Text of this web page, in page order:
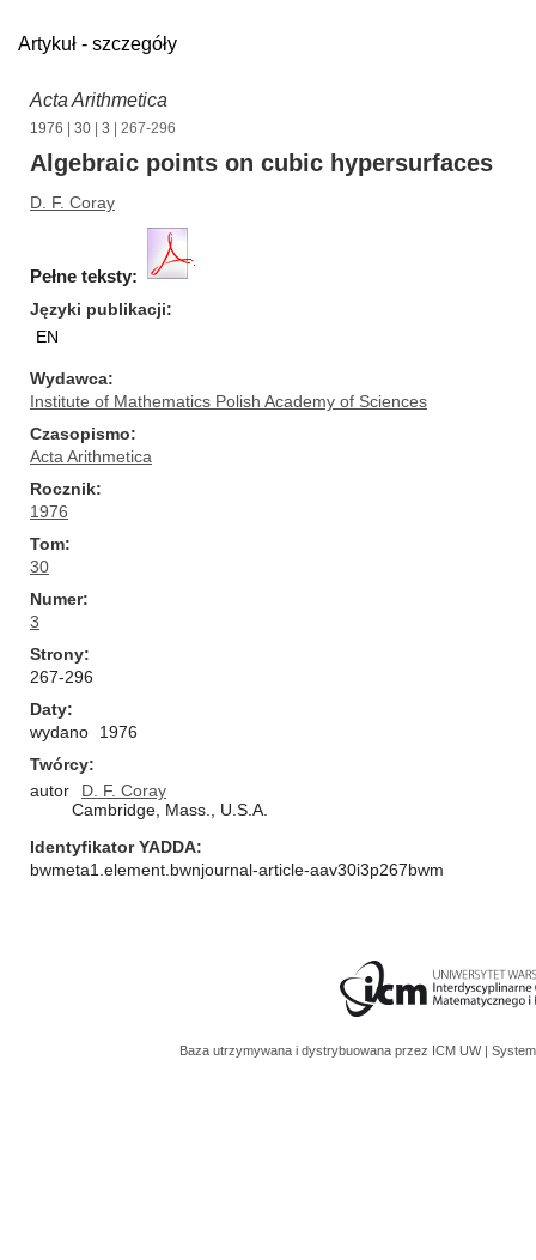
Artykuł - szczegóły
Acta Arithmetica
1976 30 3 | 267-296
Algebraic points on cubic hypersurfaces
D. F. Coray
Pełne teksty:
Języki publikacji
EN
Wydawca
Institute of Mathematics Polish Academy of Sciences
Czasopismo
Acta Arithmetica
Rocznik
1976
Tom
30
Numer
3
Strony
267-296
Daty
wydano
1976
Twórcy
autor
D. F. Coray
Cambridge, Mass., U.S.A.
Identyfikator YADDA
bwmeta1.element.bwnjournal-article-aav30i3p267bwm
Baza utrzymywana i dystrybuowana przez ICM UW |